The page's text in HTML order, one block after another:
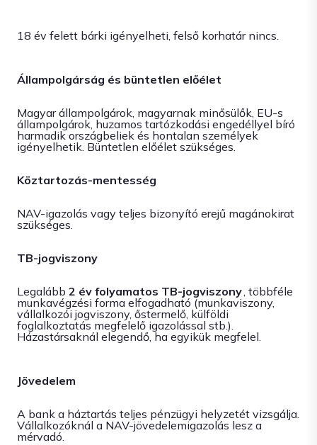
18 év felett bárki igényelheti, felső korhatár nincs.
Állampolgárság és büntetlen előélet
Magyar állampolgárok, magyarnak minősülők, EU-s
állampolgárok, huzamos tartózkodási engedéllyel bíró
harmadik országbeliek és hontalan személyek
igényelhetik. Büntetlen előélet szükséges.
Köztartozás-mentesség
NAV-igazolás vagy teljes bizonyító erejű magánokirat
szükséges.
TB-jogviszony
Legalább 2 év folyamatos TB-jogviszony, többféle
munkavégzési forma elfogadható (munkaviszony,
vállalkozói jogviszony, őstermelő, külföldi
foglalkoztatás megfelelő igazolással stb.).
Házastársaknál elegendő, ha egyikük megfelel.
Jövedelem
A bank a háztartás teljes pénzügyi helyzetét vizsgálja.
Vállalkozóknál a NAV-jövedelemigazolás lesz a
mérvadó.